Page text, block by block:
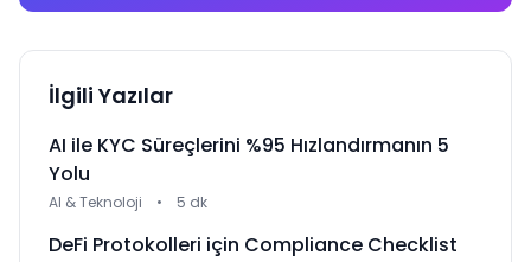
İlgili Yazılar
AI ile KYC Süreçlerini %95 Hızlandırmanın 5
Yolu
AI & Teknoloji • 5 dk
DeFi Protokolleri için Compliance Checklist